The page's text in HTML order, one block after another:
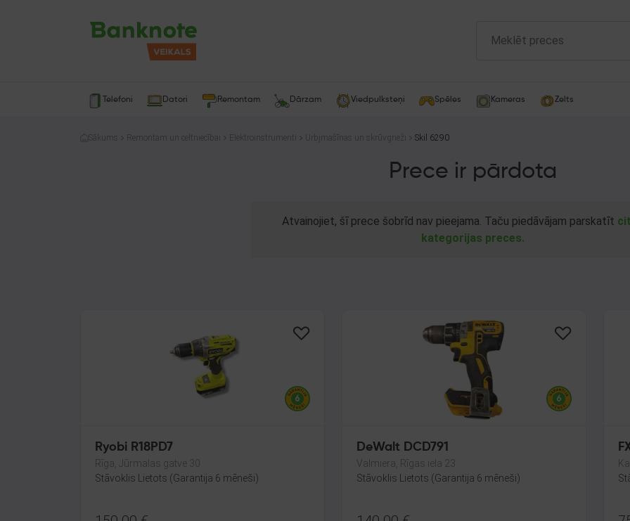
Telefoni Datori Remontam Dārzam Viedpulksteņi Spēles Kameras Zelts
Sākums Remontam un celtniecībai Elektroinstrumenti Urbjmašīnas un skrūvgrieži Skil 6290
Prece ir pārdota
Atvainojiet, šī prece šobrīd nav pieejama. Taču piedāvājam parskatīt
kategorijas preces.
Ryobi R18PD7
Rīga, Jūrmalas gatve 30
Stāvoklis Lietots (Garantija 6 mēneši)
DeWalt DCD791
Valmiera, Rīgas iela 23
Stāvoklis Lietots (Garantija 6 mēneši)